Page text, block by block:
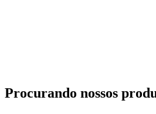
Procurando nossos